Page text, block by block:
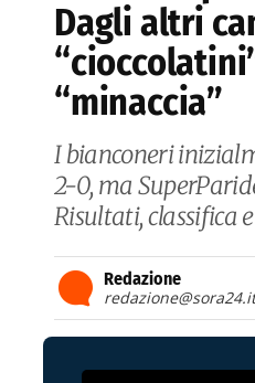
Dagli altri
“minaccia”
I bianconeri
2-0, ma
Risultati, classifica
Redazione
redazione@sora24.it